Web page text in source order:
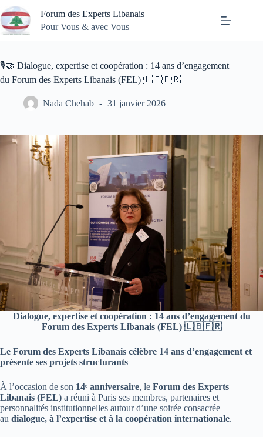
Passer
au
contenu
Forum des Experts Libanais
Pour Vous & avec Vous
🎙️🤝 Dialogue, expertise et coopération : 14 ans d’engagement
du Forum des Experts Libanais (FEL) 🇱🇧🇫🇷
Nada Chehab 31 janvier 2026
Dialogue, expertise et coopération : 14 ans d’engagement du
Forum des Experts Libanais (FEL) 🇱🇧🇫🇷
Le Forum des Experts Libanais célèbre 14 ans d’engagement et
présente ses projets structurants
À l’occasion de son 14ᵉ anniversaire, le Forum des Experts
Libanais (FEL) a réuni à Paris ses membres, partenaires et
personnalités institutionnelles autour d’une soirée consacrée
au dialogue, à l’expertise et à la coopération internationale.